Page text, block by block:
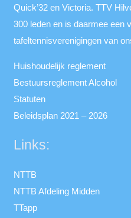
Quick’32 en Victoria. TTV
300 leden en is daarmee een
tafeltennisverenigingen van
Huishoudelijk reglement
Bestuursreglement Alcohol
Statuten
Beleidsplan 2021 – 2026
Links:
NTTB
NTTB Afdeling Midden
TTapp